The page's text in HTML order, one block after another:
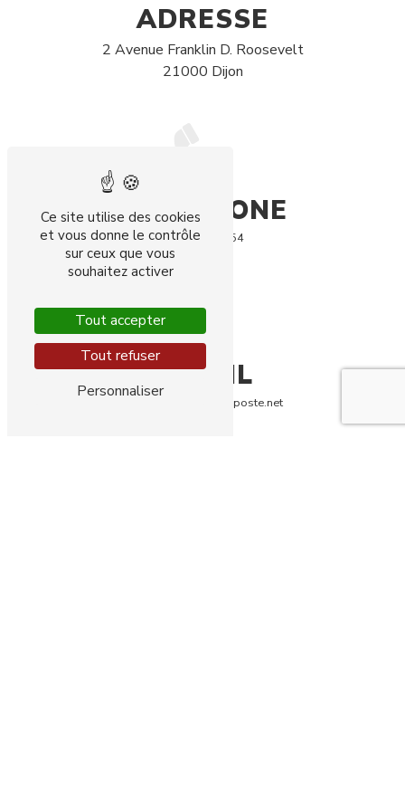
ADRESSE
2 Avenue Franklin D. Roosevelt
21000 Dijon
TÉLÉPHONE
03 80 74 27 54
E-MAIL
chantal.stoerckel@laposte.net
Ce site utilise des cookies
et vous donne le contrôle
sur ceux que vous
souhaitez activer
Tout accepter
Tout refuser
Personnaliser